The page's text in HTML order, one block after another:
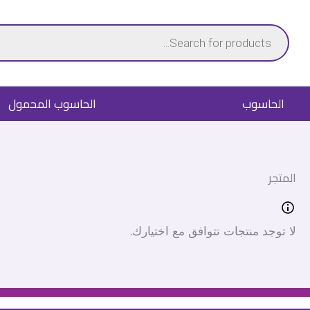
المحتوى
Products
search
الحاسوب الحاسوب المحمول
المتجر
لا توجد منتجات تتوافق مع اختيارك.